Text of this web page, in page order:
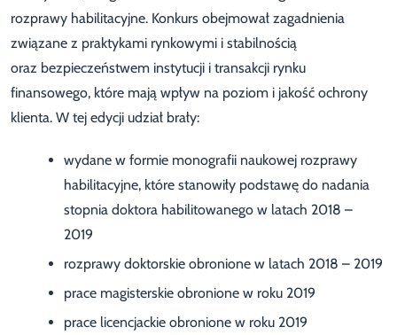
rozprawy habilitacyjne. Konkurs obejmował zagadnienia
związane z praktykami rynkowymi i stabilnością
oraz bezpieczeństwem instytucji i transakcji rynku
finansowego, które mają wpływ na poziom i jakość ochrony
klienta. W tej edycji udział brały:
wydane w formie monografii naukowej rozprawy
habilitacyjne, które stanowiły podstawę do nadania
stopnia doktora habilitowanego w latach 2018 –
2019
rozprawy doktorskie obronione w latach 2018 – 2019
prace magisterskie obronione w roku 2019
prace licencjackie obronione w roku 2019